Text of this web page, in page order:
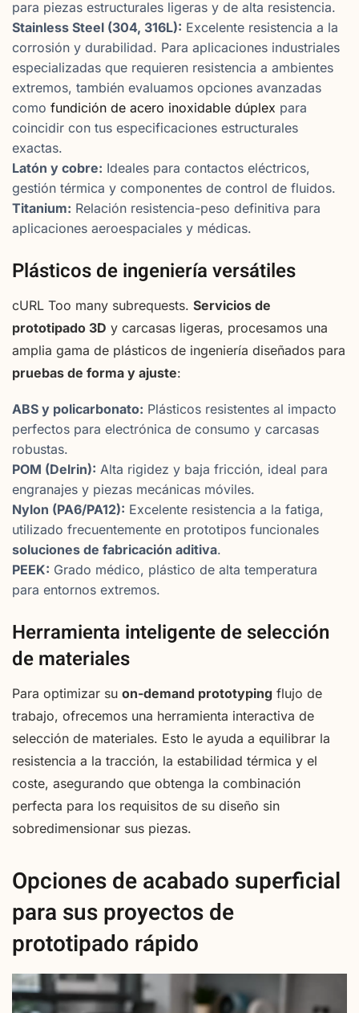
para piezas estructurales ligeras y de alta resistencia.
Stainless Steel (304, 316L): Excelente resistencia a la
corrosión y durabilidad. Para aplicaciones industriales
especializadas que requieren resistencia a ambientes
extremos, también evaluamos opciones avanzadas
como fundición de acero inoxidable dúplex para
coincidir con tus especificaciones estructurales
exactas.
Latón y cobre: Ideales para contactos eléctricos,
gestión térmica y componentes de control de fluidos.
Titanium: Relación resistencia-peso definitiva para
aplicaciones aeroespaciales y médicas.
Plásticos de ingeniería versátiles
cURL Too many subrequests. Servicios de
prototipado 3D y carcasas ligeras, procesamos una
amplia gama de plásticos de ingeniería diseñados para
pruebas de forma y ajuste:
ABS y policarbonato: Plásticos resistentes al impacto
perfectos para electrónica de consumo y carcasas
robustas.
POM (Delrin): Alta rigidez y baja fricción, ideal para
engranajes y piezas mecánicas móviles.
Nylon (PA6/PA12): Excelente resistencia a la fatiga,
utilizado frecuentemente en prototipos funcionales
soluciones de fabricación aditiva.
PEEK: Grado médico, plástico de alta temperatura
para entornos extremos.
Herramienta inteligente de selección
de materiales
Para optimizar su on-demand prototyping flujo de
trabajo, ofrecemos una herramienta interactiva de
selección de materiales. Esto le ayuda a equilibrar la
resistencia a la tracción, la estabilidad térmica y el
coste, asegurando que obtenga la combinación
perfecta para los requisitos de su diseño sin
sobredimensionar sus piezas.
Opciones de acabado superficial
para sus proyectos de
prototipado rápido